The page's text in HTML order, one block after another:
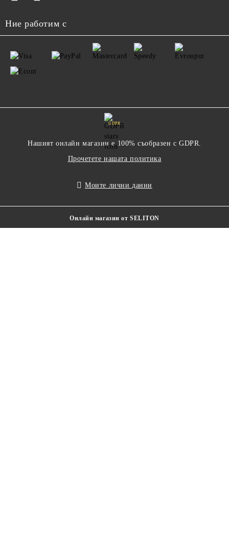
Ние работим с
GDPR
Нашият онлайн магазин е 100% съобразен с GDPR.
Прочетете нашата политика
Моите лични данни
Онлайн магазин от SELITON